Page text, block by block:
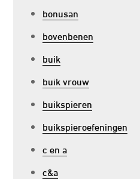
bonusan
bovenbenen
buik
buik vrouw
buikspieren
buikspieroefeningen
c en a
c&a